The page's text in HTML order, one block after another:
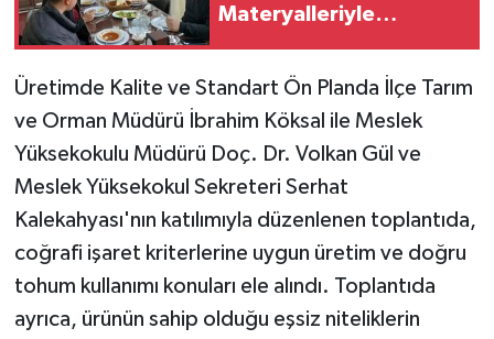
Materyalleriyle
Üretimde Kalite ve Standart Ön Planda İlçe Tarım
ve Orman Müdürü İbrahim Köksal ile Meslek
Yüksekokulu Müdürü Doç. Dr. Volkan Gül ve
Meslek Yüksekokul Sekreteri Serhat
Kalekahyası'nın katılımıyla düzenlenen toplantıda,
coğrafi işaret kriterlerine uygun üretim ve doğru
tohum kullanımı konuları ele alındı. Toplantıda
ayrıca, ürünün sahip olduğu eşsiz niteliklerin